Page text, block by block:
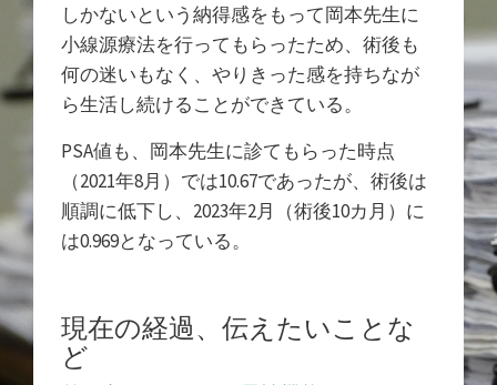
しかないという納得感をもって岡本先生に
小線源療法を行ってもらったため、術後も
何の迷いもなく、やりきった感を持ちなが
ら生活し続けることができている。
PSA値も、岡本先生に診てもらった時点
（2021年8月）では10.67であったが、術後は
順調に低下し、2023年2月（術後10カ月）に
は0.969となっている。
現在の経過、伝えたいことな
ど